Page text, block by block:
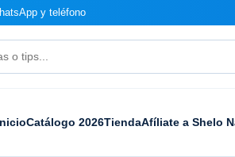
y teléfono
Tienda
Catálogo 2026 Afíliate a Shelo